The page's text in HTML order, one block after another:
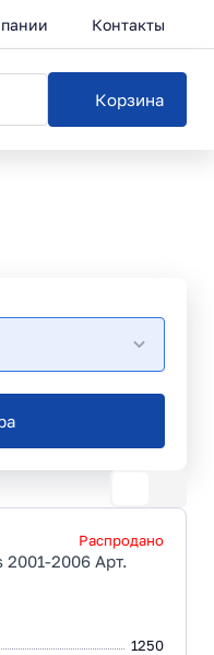
Контакты
Корзина
Распродано
2006 Арт.
1250